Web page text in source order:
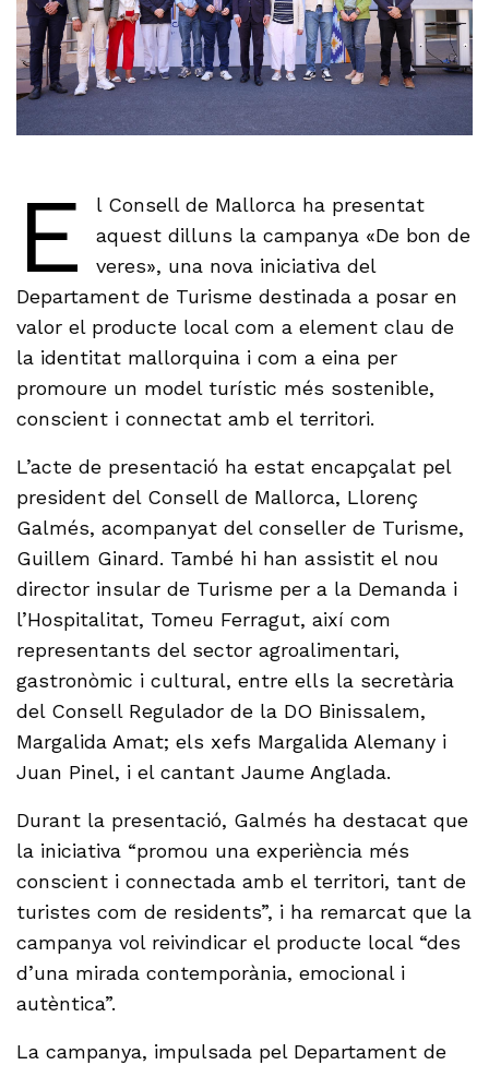
E
l Consell de Mallorca ha presentat
aquest dilluns la campanya «De bon de
veres», una nova iniciativa del
Departament de Turisme destinada a posar en
valor el producte local com a element clau de
la identitat mallorquina i com a eina per
promoure un model turístic més sostenible,
conscient i connectat amb el territori.
L’acte de presentació ha estat encapçalat pel
president del Consell de Mallorca, Llorenç
Galmés, acompanyat del conseller de Turisme,
Guillem Ginard. També hi han assistit el nou
director insular de Turisme per a la Demanda i
l’Hospitalitat, Tomeu Ferragut, així com
representants del sector agroalimentari,
gastronòmic i cultural, entre ells la secretària
del Consell Regulador de la DO Binissalem,
Margalida Amat; els xefs Margalida Alemany i
Juan Pinel, i el cantant Jaume Anglada.
Durant la presentació, Galmés ha destacat que
la iniciativa “promou una experiència més
conscient i connectada amb el territori, tant de
turistes com de residents”, i ha remarcat que la
campanya vol reivindicar el producte local “des
d’una mirada contemporània, emocional i
autèntica”.
La campanya, impulsada pel Departament de